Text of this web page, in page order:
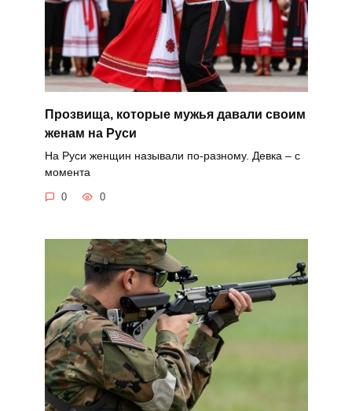
Прозвища, которые мужья давали своим
женам на Руси
На Руси женщин называли по-разному. Девка – с
момента
0 0